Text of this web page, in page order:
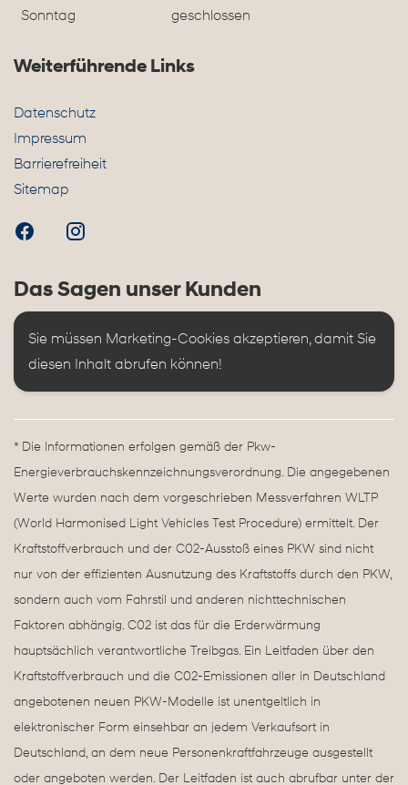
Sonntag
geschlossen
Weiterführende Links
Datenschutz
Impressum
Barrierefreiheit
Sitemap
Das Sagen unser Kunden
Sie müssen Marketing-Cookies akzeptieren, damit Sie
diesen Inhalt abrufen können!
* Die Informationen erfolgen gemäß der Pkw-
Energieverbrauchskennzeichnungsverordnung. Die angegebenen
Werte wurden nach dem vorgeschrieben Messverfahren WLTP
(World Harmonised Light Vehicles Test Procedure) ermittelt. Der
Kraftstoffverbrauch und der C02-Ausstoß eines PKW sind nicht
nur von der effizienten Ausnutzung des Kraftstoffs durch den PKW,
sondern auch vom Fahrstil und anderen nichttechnischen
Faktoren abhängig. C02 ist das für die Erderwärmung
hauptsächlich verantwortliche Treibgas. Ein Leitfaden über den
Kraftstoffverbrauch und die C02-Emissionen aller in Deutschland
angebotenen neuen PKW-Modelle ist unentgeltlich in
elektronischer Form einsehbar an jedem Verkaufsort in
Deutschland, an dem neue Personenkraftfahrzeuge ausgestellt
oder angeboten werden. Der Leitfaden ist auch abrufbar unter der